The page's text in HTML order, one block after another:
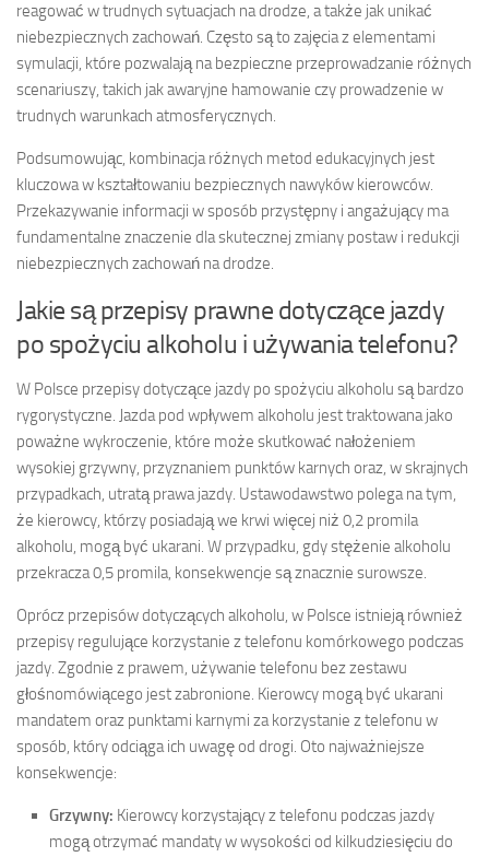
reagować w trudnych sytuacjach na drodze, a także jak unikać
niebezpiecznych zachowań. Często są to zajęcia z elementami
symulacji, które pozwalają na bezpieczne przeprowadzanie różnych
scenariuszy, takich jak awaryjne hamowanie czy prowadzenie w
trudnych warunkach atmosferycznych.
Podsumowując, kombinacja różnych metod edukacyjnych jest
kluczowa w kształtowaniu bezpiecznych nawyków kierowców.
Przekazywanie informacji w sposób przystępny i angażujący ma
fundamentalne znaczenie dla skutecznej zmiany postaw i redukcji
niebezpiecznych zachowań na drodze.
Jakie są przepisy prawne dotyczące jazdy
po spożyciu alkoholu i używania telefonu?
W Polsce przepisy dotyczące jazdy po spożyciu alkoholu są bardzo
rygorystyczne. Jazda pod wpływem alkoholu jest traktowana jako
poważne wykroczenie, które może skutkować nałożeniem
wysokiej grzywny, przyznaniem punktów karnych oraz, w skrajnych
przypadkach, utratą prawa jazdy. Ustawodawstwo polega na tym,
że kierowcy, którzy posiadają we krwi więcej niż 0,2 promila
alkoholu, mogą być ukarani. W przypadku, gdy stężenie alkoholu
przekracza 0,5 promila, konsekwencje są znacznie surowsze.
Oprócz przepisów dotyczących alkoholu, w Polsce istnieją również
przepisy regulujące korzystanie z telefonu komórkowego podczas
jazdy. Zgodnie z prawem, używanie telefonu bez zestawu
głośnomówiącego jest zabronione. Kierowcy mogą być ukarani
mandatem oraz punktami karnymi za korzystanie z telefonu w
sposób, który odciąga ich uwagę od drogi. Oto najważniejsze
konsekwencje:
Grzywny: Kierowcy korzystający z telefonu podczas jazdy
mogą otrzymać mandaty w wysokości od kilkudziesięciu do